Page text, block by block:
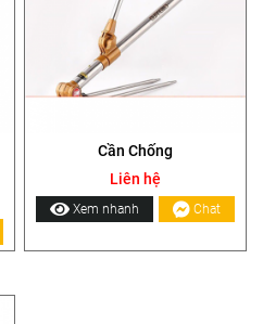
Cần Chống
Liên hệ
Xem nhanh Chat